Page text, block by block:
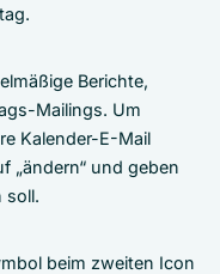
Berichte,
Mailings. Um
Kalender-E-Mail
„ändern“ und geben
soll.
beim zweiten Icon